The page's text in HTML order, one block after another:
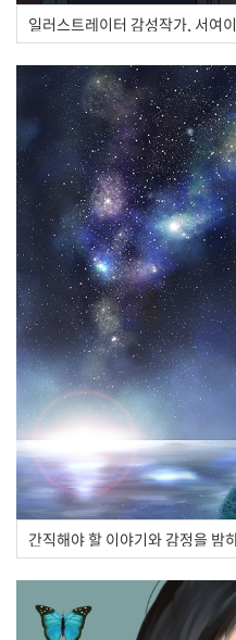
일러스트레이터 감성작가, 서여이